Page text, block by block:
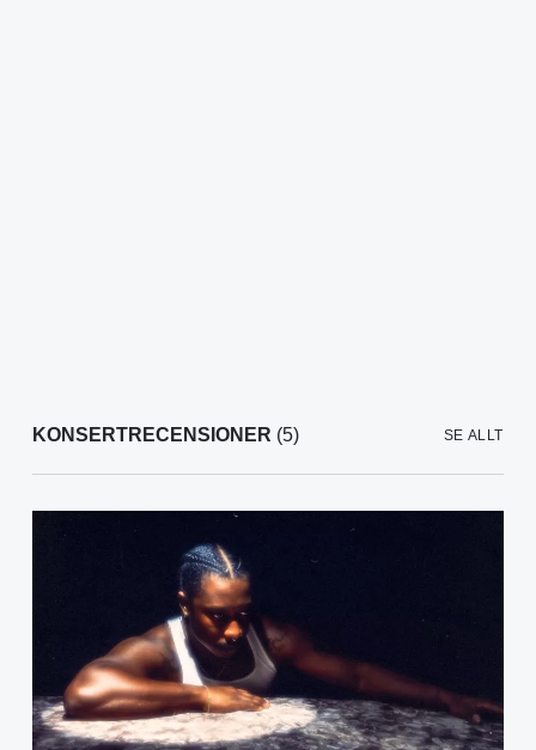
KONSERTRECENSIONER (5) SE ALLT